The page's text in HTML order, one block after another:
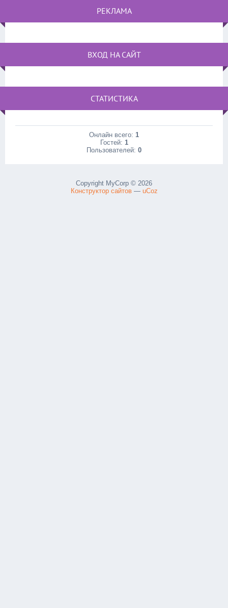
РЕКЛАМА
ВХОД НА САЙТ
СТАТИСТИКА
Онлайн всего: 1
Гостей: 1
Пользователей: 0
Copyright MyCorp © 2026
Конструктор сайтов— uCoz